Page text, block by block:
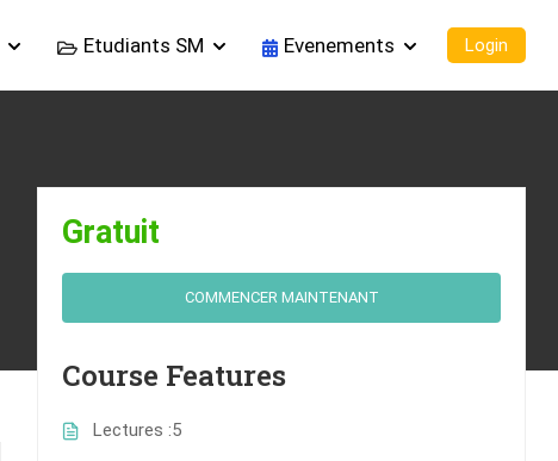
Etudiants SM Evenements Login
Gratuit
COMMENCER MAINTENANT
Course Features
Lectures 5